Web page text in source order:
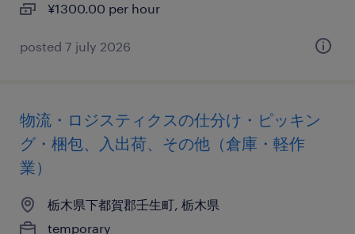
¥1300.00 per hour
posted 7 july 2026
物流・ロジスティクスの仕分け・ピッキン
グ・梱包、入出荷、その他（倉庫・軽作
業）
栃木県下都賀郡壬生町, 栃木県
temporary